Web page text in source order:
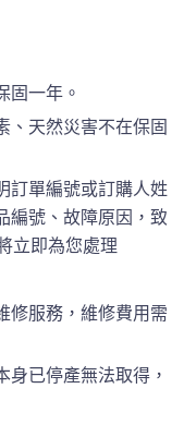
固一年。
、天然災害不在保固
訂單編號或訂購人姓
編號、故障原因，致
立即為您處理
修服務，維修費用需
已停產無法取得，